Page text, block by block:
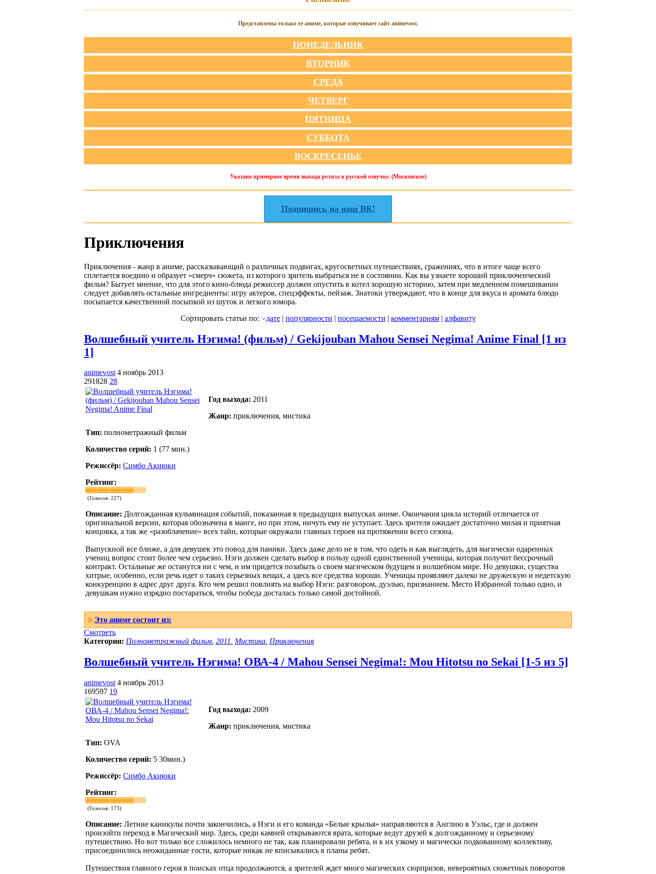
Представлены только те аниме, которые озвучивает сайт animevost.
ПОНЕДЕЛЬНИК
ВТОРНИК
СРЕДА
ЧЕТВЕРГ
ПЯТНИЦА
СУББОТА
ВОСКРЕСЕНЬЕ
Указано примерное время выхода релиза в русской озвучке. (Московское)
Подпишись на наш ВК!
Приключения
Приключения - жанр в аниме, рассказывающий о различных подвигах, кругосветных путешествиях, сражениях, что в итоге чаще всего
сплетается воедино и образует «смерч» сюжета, из которого зритель выбраться не в состоянии. Как вы узнаете хороший приключенческий
фильм? Бытует мнение, что для этого кино-блюда режиссер должен опустить в котел хорошую историю, затем при медленном помешивании
следует добавлять остальные ингредиенты: игру актеров, спецэффекты, пейзаж. Знатоки утверждают, что в конце для вкуса и аромата блюдо
посыпается качественной посыпкой из шуток и легкого юмора.
Сортировать статьи по:
дате| популярности | посещаемости | комментариям| алфавиту
Волшебный учитель Нэгима! (фильм) / Gekijouban Mahou Sensei Negima! Anime Final [1 из
1]
animevost 4 ноябрь 2013
291828 28
Год выхода: 2011
Жанр: приключения, мистика
Тип: полнометражный фильм
Количество серий: 1 (77 мин.)
Режиссёр: Симбо Акиюки
Рейтинг:
(Голосов: 227)
Описание: Долгожданная кульминация событий, показанная в предыдущих выпусках аниме. Окончания цикла историй отличается от
оригинальной версии, которая обозначена в манге, но при этом, ничуть ему не уступает. Здесь зрителя ожидает достаточно милая и приятная
концовка, а так же «разоблачение» всех тайн, которые окружали главных героев на протяжении всего сезона.
Выпускной все ближе, а для девушек это повод для паники. Здесь даже дело не в том, что одеть и как выглядеть, для магически одаренных
учениц вопрос стоит более чем серьезно. Нэги должен сделать выбор в пользу одной единственной ученицы, которая получит бессрочный
контракт. Остальные же останутся ни с чем, и им придется позабыть о своем магическом будущем и волшебном мире. Но девушки, существа
хитрые, особенно, если речь идет о таких серьезных вещах, а здесь все средства хороши. Ученицы проявляют далеко не дружескую и недетскую
конкуренцию в адрес друг друга. Кто чем решил повлиять на выбор Нэги: разговором, дуэлью, признанием. Место Избранной только одно, и
девушкам нужно изрядно постараться, чтобы победа досталась только самой достойной.
Это аниме состоит из:
Смотреть
Категории: Полнометражный фильм, 2011, Мистика, Приключения
Волшебный учитель Нэгима! ОВА-4 / Mahou Sensei Negima!: Mou Hitotsu no Sekai [1-5 из 5]
animevost 4 ноябрь 2013
169597 19
Год выхода: 2009
Жанр: приключения, мистика
Тип: OVA
Количество серий: 5 30мин.)
Режиссёр: Симбо Акиюки
Рейтинг:
(Голосов: 173)
Описание: Летние каникулы почти закончились, а Нэги и его команда «Белые крылья» направляются в Англию в Уэльс, где и должен
произойти переход в Магический мир. Здесь, среди камней открываются врата, которые ведут друзей к долгожданному и серьезному
путешествию. Но вот только все сложилось немного не так, как планировали ребята, и к их узкому и магически подкованному коллективу,
присоединились неожиданные гости, которые никак не вписывались в планы ребят.
Путешествия главного героя в поисках отца продолжаются, а зрителей ждет много магических сюрпризов, невероятных сюжетных поворотов